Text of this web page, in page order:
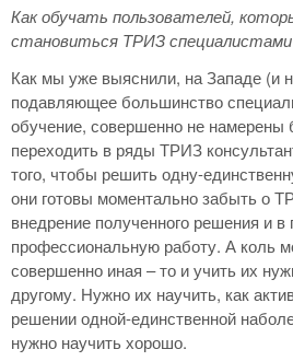
Как обучать пользователей,
становиться ТРИЗ
Как мы уже выяснили, на Западе (и
подавляющее большинство
обучение, совершенно не намерены
переходить в ряды ТРИЗ
того, чтобы решить одну-
они готовы моментально забыть о
внедрение полученного решения и
профессиональную работу. А коль
совершенно иная – то и учить их
другому. Нужно их научить, как
решении одной-единственной
нужно научить хорошо.